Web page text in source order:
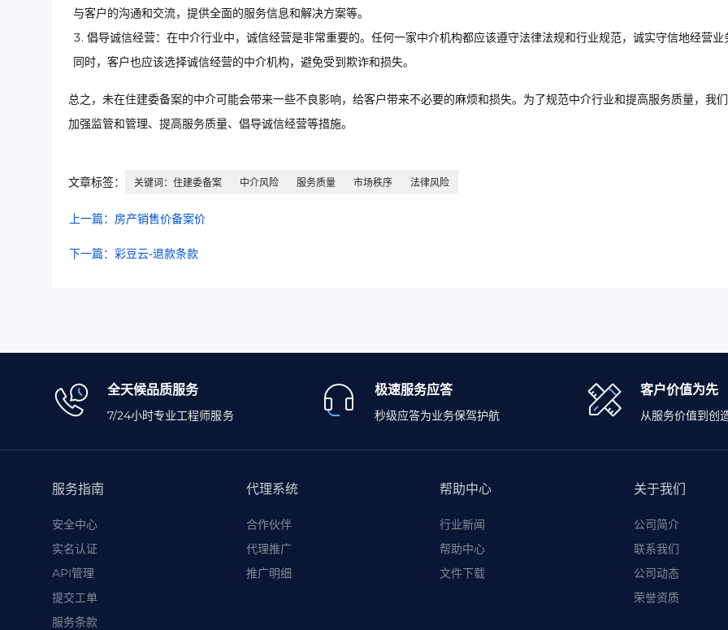
与客户的沟通和交流，提供全面的服务信息和解决方案等。
倡导诚信经营：在中介行业中，诚信经营是非常重要的。任何一家中介机构都应该遵守法律法规和行业规范，诚实守信地经营业
同时，客户也应该选择诚信经营的中介机构，避免受到欺诈和损失。
总之，未在住建委备案的中介可能会带来一些不良影响，给客户带来不必要的麻烦和损失。为了规范中介行业和提高服务质量，我
加强监管和管理、提高服务质量、倡导诚信经营等措施。
文章标签： 关键词：住建委备案 中介风险 服务质量 市场秩序 法律风险
上一篇：房产销售价备案价
下一篇：彩豆云-退款条款
全天候品质服务
7/24小时专业工程师服务
极速服务应答
秒级应答为业务保驾护航
客户价值为先
从服务价值到创
服务指南
安全中心
实名认证
API管理
提交工单
服务条款
代理系统
合作伙伴
代理推广
推广明细
帮助中心
行业新闻
帮助中心
文件下载
关于我们
公司简介
联系我们
公司动态
荣誉资质